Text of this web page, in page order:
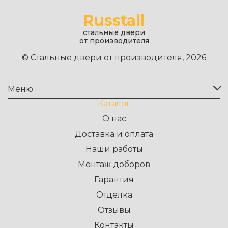
Russtall
стальные двери
от производителя
© Стальные двери от производителя, 2026
Меню
Каталог
О нас
Доставка и оплата
Наши работы
Монтаж доборов
Гарантия
Отделка
Отзывы
Контакты